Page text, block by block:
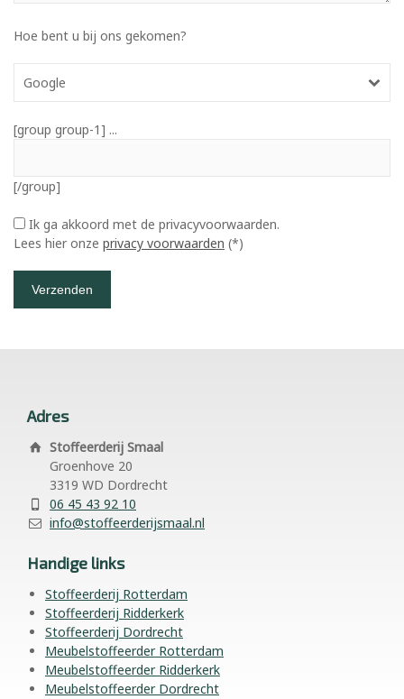
Hoe bent u bij ons gekomen?
Google
[group group-1] ...
[/group]
Ik ga akkoord met de privacyvoorwaarden.
Lees hier onze privacy voorwaarden (*)
Adres
Stoffeerderij Smaal
Groenhove 20
3319 WD Dordrecht
06 45 43 92 10
info@stoffeerderijsmaal.nl
Handige links
Stoffeerderij Rotterdam
Stoffeerderij Ridderkerk
Stoffeerderij Dordrecht
Meubelstoffeerder Rotterdam
Meubelstoffeerder Ridderkerk
Meubelstoffeerder Dordrecht